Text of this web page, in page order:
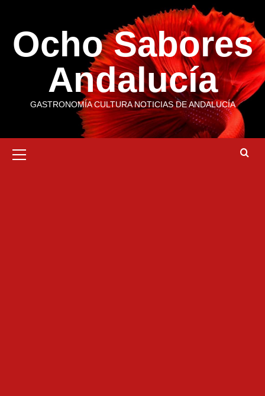
contenido
Ocho Sabores
Andalucía
GASTRONOMÍA CULTURA NOTICIAS DE ANDALUCÍA
primario